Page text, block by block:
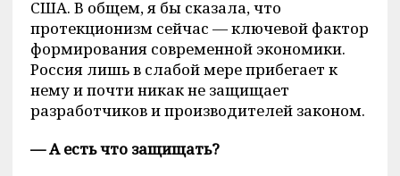
США. В общем, я бы сказала, что
протекционизм сейчас — ключевой фактор
формирования современной экономики.
Россия лишь в слабой мере прибегает к
нему и почти никак не защищает
разработчиков и производителей законом.
— А есть что защищать?